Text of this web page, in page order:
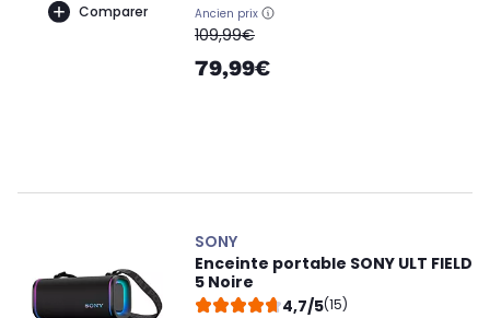
Comparer Ancien prix
oldPrice
109,99€
79,99€
SONY
Enceinte portable SONY ULT FIELD
5 Noire
4,7/5(15)